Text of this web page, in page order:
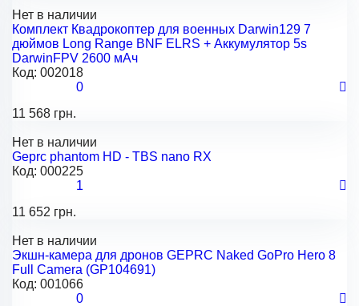
Нет в наличии
Комплект Квадрокоптер для военных Darwin129 7
дюймов Long Range BNF ELRS + Аккумулятор 5s
DarwinFPV 2600 мАч
Код: 002018
0
11 568 грн.
Нет в наличии
Geprc phantom HD - TBS nano RX
Код: 000225
1
11 652 грн.
Нет в наличии
Экшн-камера для дронов GEPRC Naked GoPro Hero 8
Full Camera (GP104691)
Код: 001066
0